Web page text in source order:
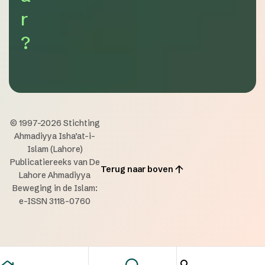
r
?
© 1997-2026 Stichting
Ahmadiyya Isha’at-i-
Islam (Lahore)
Publicatiereeks van De
Lahore Ahmadiyya
Beweging in de Islam:
e-ISSN 3118-0760
Terug naar boven